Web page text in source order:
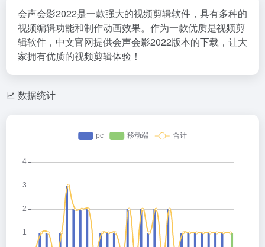
会声会影2022是一款强大的视频剪辑软件，具有多种的
视频编辑功能和制作动画效果。作为一款优质是视频剪
辑软件，中文官网提供会声会影2022版本的下载，让大
家拥有优质的视频剪辑体验！
数据统计